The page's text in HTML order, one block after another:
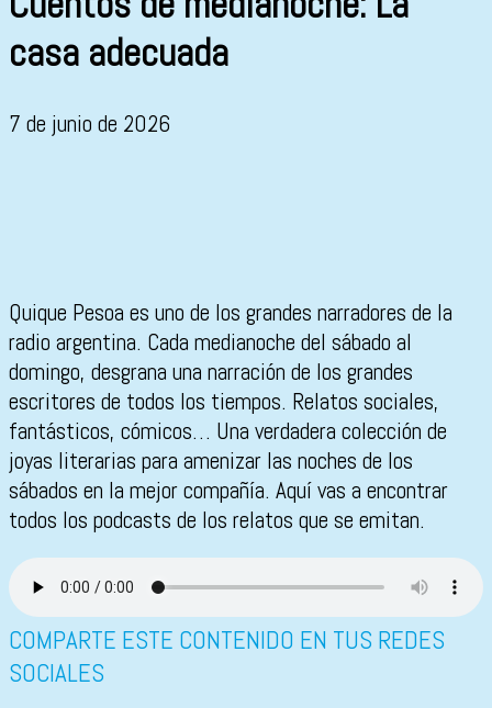
casa adecuada
7 de junio de 2026
Quique Pesoa es uno de los grandes narradores de la
radio argentina. Cada medianoche del sábado al
domingo, desgrana una narración de los grandes
escritores de todos los tiempos. Relatos sociales,
fantásticos, cómicos… Una verdadera colección de
joyas literarias para amenizar las noches de los
sábados en la mejor compañía. Aquí vas a encontrar
todos los podcasts de los relatos que se emitan.
COMPARTE ESTE CONTENIDO EN TUS REDES
SOCIALES